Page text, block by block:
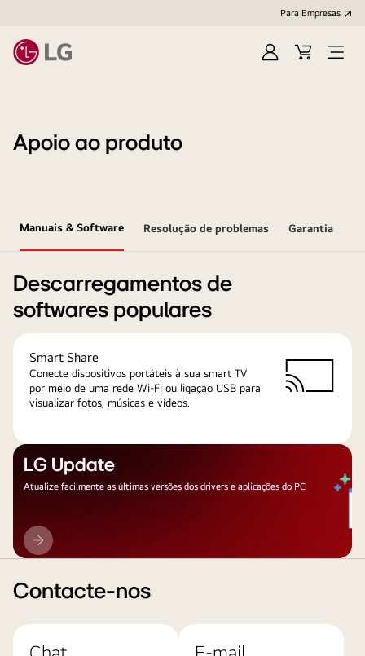
Para Empresas
IniciarCart
Open
Apoio ao produto
Manuais & Software Resolução de problemas Garantia
Descarregamentos de
softwares populares
Smart Share
Conecte dispositivos portáteis à sua smart TV
por meio de uma rede Wi-Fi ou ligação USB para
visualizar fotos, músicas e vídeos.
LG Update
Atualize facilmente as últimas versões dos drivers e aplicações do PC
LG
Update
Contacte-nos